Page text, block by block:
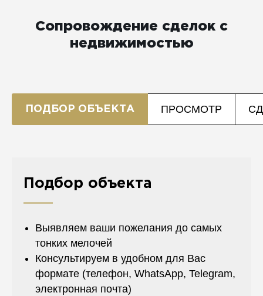
Сопровождение сделок с
недвижимостью
ПОДБОР ОБЪЕКТА ПРОСМОТР
Подбор объекта
Выявляем ваши пожелания до самых
тонких мелочей
Консультируем в удобном для Вас
формате (телефон, WhatsApp, Telegram,
электронная почта)